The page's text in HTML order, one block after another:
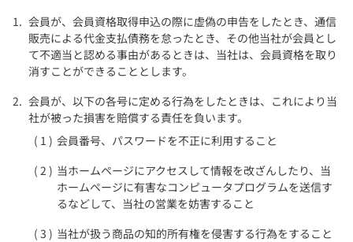
会員が、会員資格取得申込の際に虚偽の申告をしたとき、通信
販売による代金支払債務を怠ったとき、その他当社が会員とし
て不適当と認める事由があるときは、当社は、会員資格を取り
消すことができることとします。
会員が、以下の各号に定める行為をしたときは、これにより当
社が被った損害を賠償する責任を負います。
会員番号、パスワードを不正に利用すること
当ホームページにアクセスして情報を改ざんしたり、当
ホームページに有害なコンピュータプログラムを送信す
るなどして、当社の営業を妨害すること
当社が扱う商品の知的所有権を侵害する行為をすること